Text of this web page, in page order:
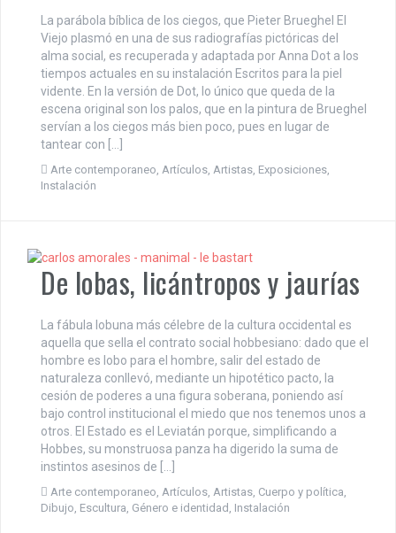
La parábola bíblica de los ciegos, que Pieter Brueghel El
Viejo plasmó en una de sus radiografías pictóricas del
alma social, es recuperada y adaptada por Anna Dot a los
tiempos actuales en su instalación Escritos para la piel
vidente. En la versión de Dot, lo único que queda de la
escena original son los palos, que en la pintura de Brueghel
servían a los ciegos más bien poco, pues en lugar de
tantear con […]
Arte contemporaneo, Artículos, Artistas, Exposiciones,
Instalación
De lobas, licántropos y jaurías
La fábula lobuna más célebre de la cultura occidental es
aquella que sella el contrato social hobbesiano: dado que el
hombre es lobo para el hombre, salir del estado de
naturaleza conllevó, mediante un hipotético pacto, la
cesión de poderes a una figura soberana, poniendo así
bajo control institucional el miedo que nos tenemos unos a
otros. El Estado es el Leviatán porque, simplificando a
Hobbes, su monstruosa panza ha digerido la suma de
instintos asesinos de […]
Arte contemporaneo, Artículos, Artistas, Cuerpo y política,
Dibujo, Escultura, Género e identidad , Instalación